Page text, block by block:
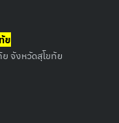
ย
จังหวัดสุโขทัย